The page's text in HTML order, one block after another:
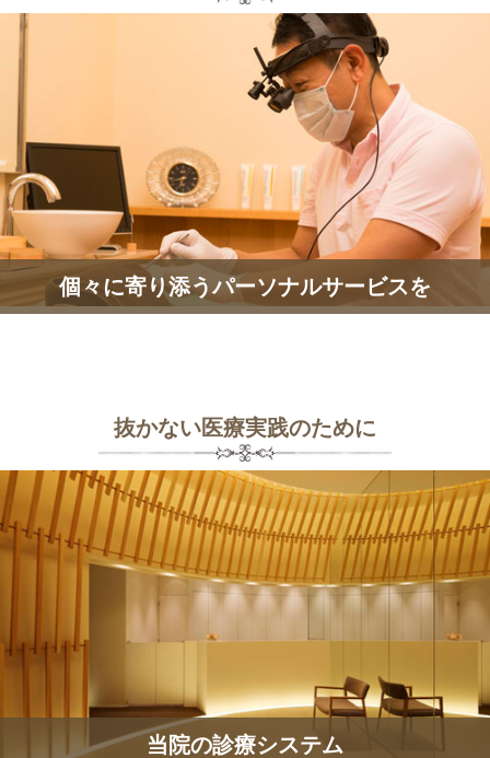
個々に寄り添うパーソナルサービスを
抜かない医療実践のために
当院の診療システム